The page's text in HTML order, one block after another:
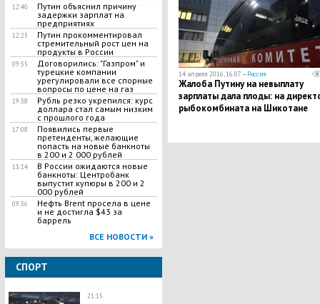
12:40
Путин объяснил причину
задержки зарплат на
предприятиях
12:25
Путин прокомментировал
стремительный рост цен на
продукты в России
09:55
Договорились: "Газпром" и
турецкие компании
урегулировали все спорные
вопросы по цене на газ
19:38
Рубль резко укрепился: курс
доллара стал самым низким
с прошлого года
17:08
Появились первые
претенденты, желающие
попасть на новые банкноты
в 200 и 2 000 рублей
13:14
В России ожидаются новые
банкноты: Центробанк
выпустит купюры в 200 и 2
000 рублей
09:36
Нефть Brent просела в цене
и не достигла $43 за
баррель
ВСЕ НОВОСТИ »
СПОРТ
21:15
14 апреля 2016, 16:07 —Россия
Жалоба Путину на невыплату
зарплаты дала плоды: на
рыбокомбината на Шикотане